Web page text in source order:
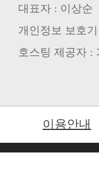
대표자 : 이상
개인정보 보호
호스팅 제공자 :
이용안내